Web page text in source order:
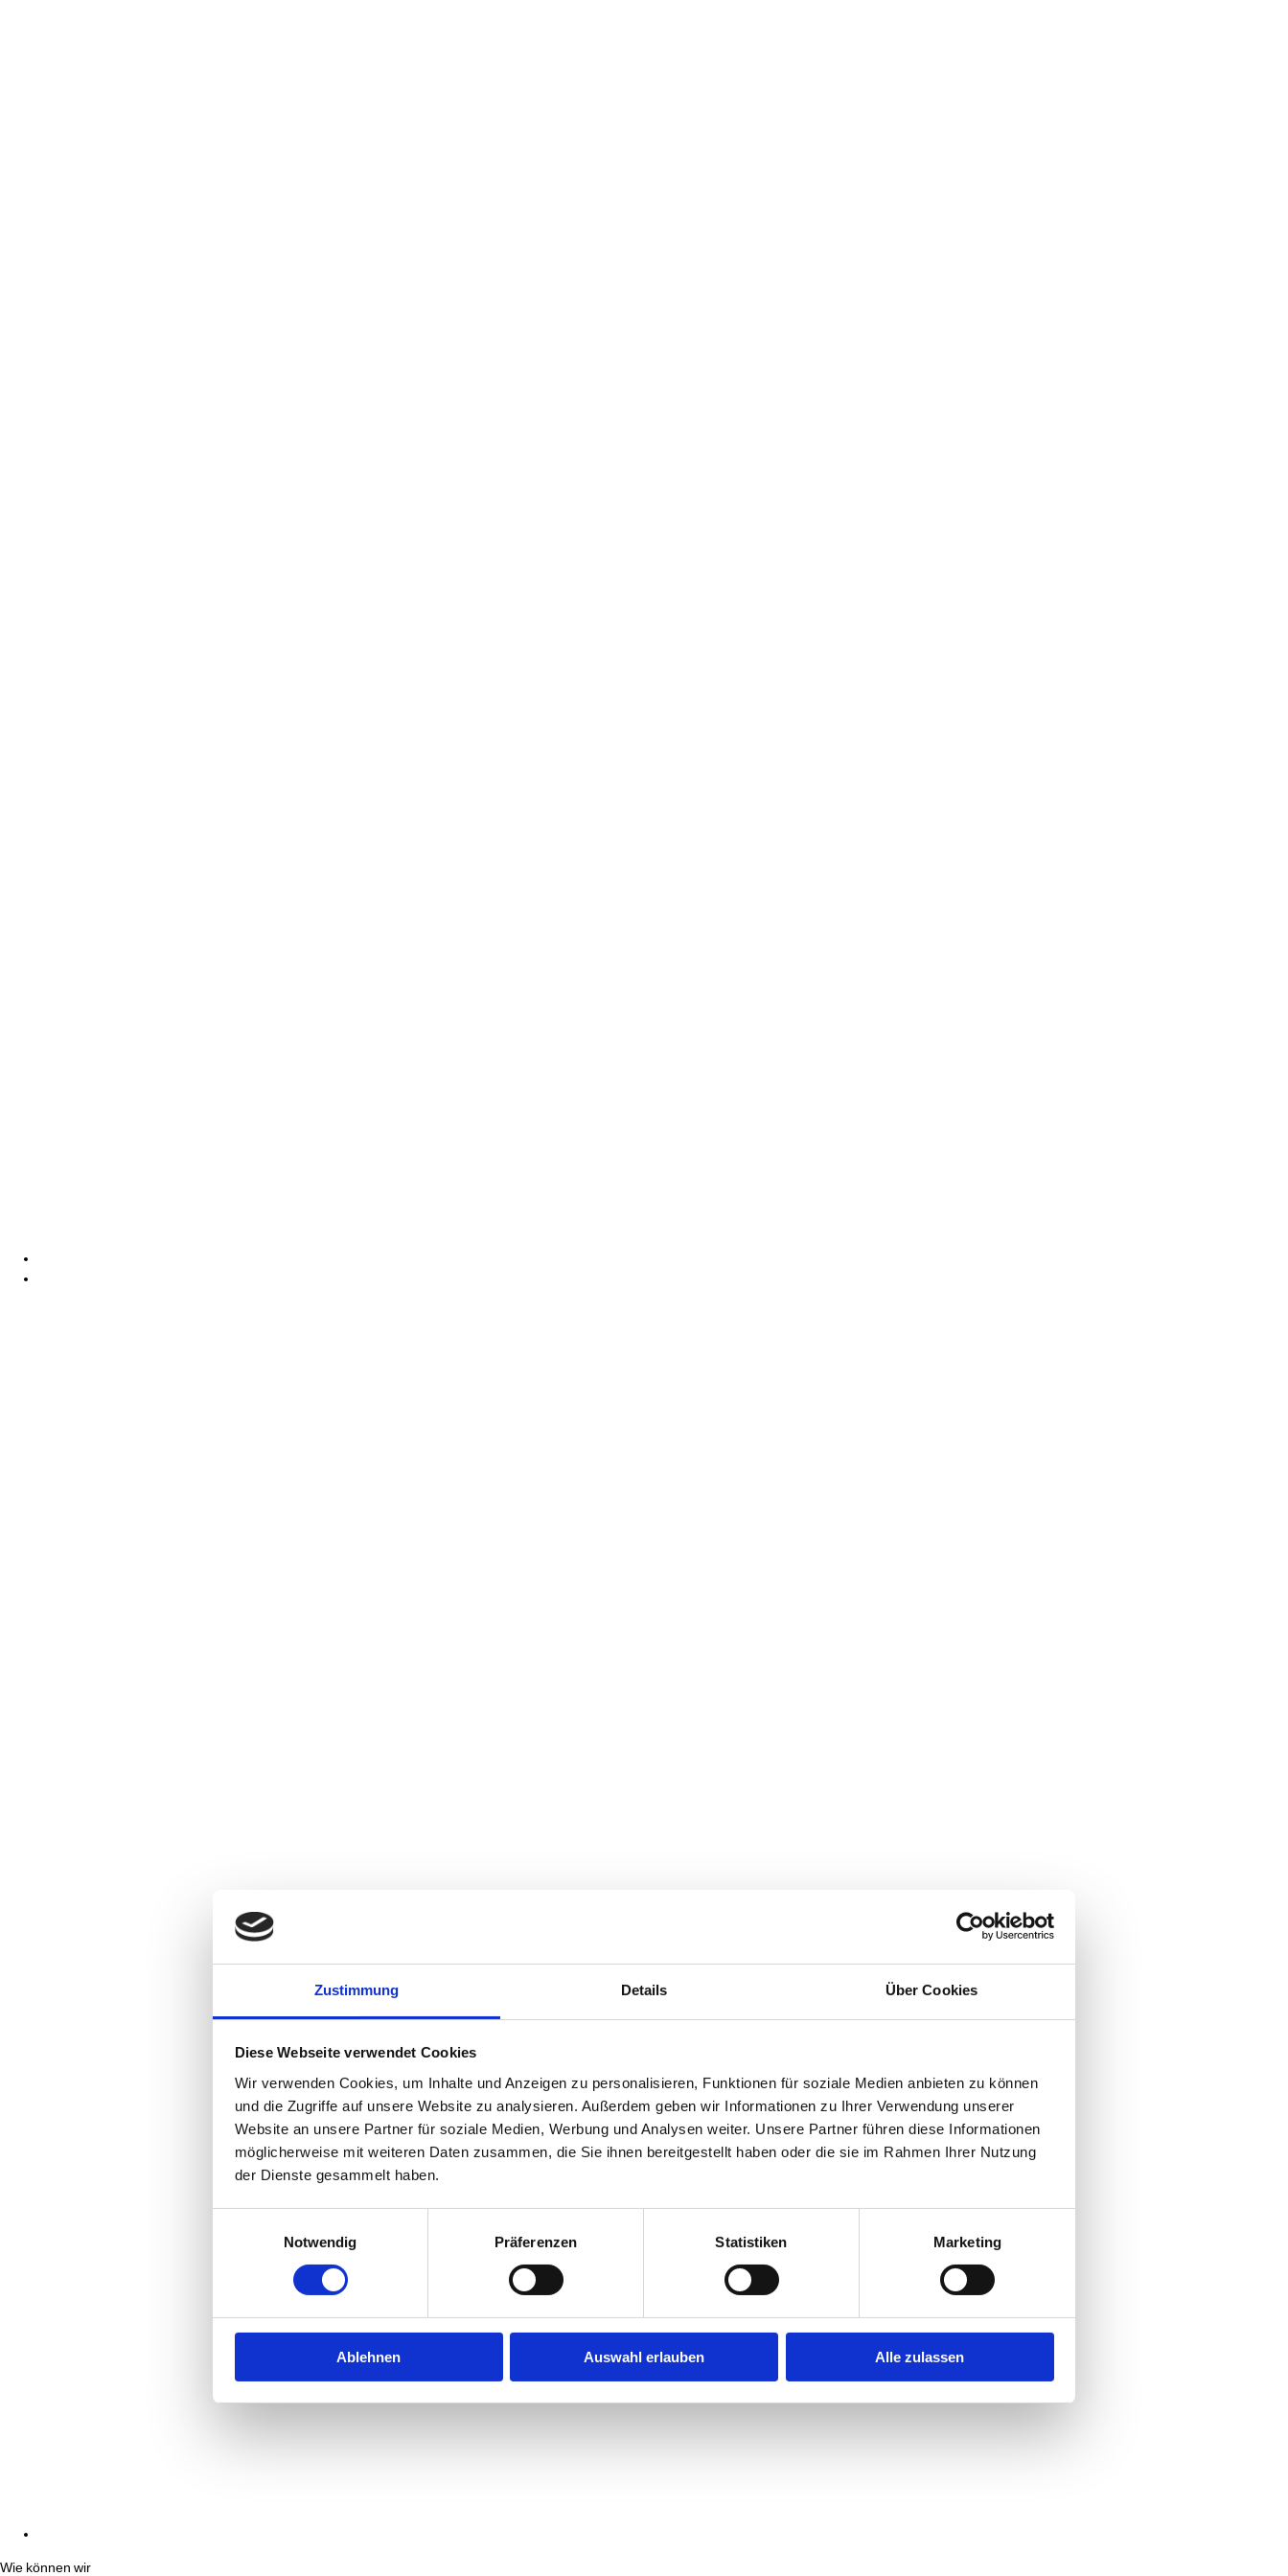
Zustimmung Details Über Cookies
Diese Webseite verwendet Cookies
Wir verwenden Cookies, um Inhalte und Anzeigen zu personalisieren, Funktionen für soziale Medien anbieten zu können
und die Zugriffe auf unsere Website zu analysieren. Außerdem geben wir Informationen zu Ihrer Verwendung unserer
Website an unsere Partner für soziale Medien, Werbung und Analysen weiter. Unsere Partner führen diese Informationen
möglicherweise mit weiteren Daten zusammen, die Sie ihnen bereitgestellt haben oder die sie im Rahmen Ihrer Nutzung
der Dienste gesammelt haben.
Notwendig
Präferenzen Statistiken Marketing
Ablehnen Auswahl erlauben Alle zulassen
Wie können wir